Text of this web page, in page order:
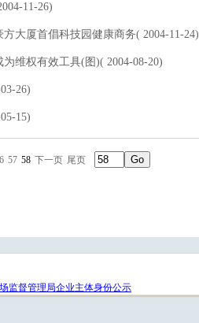
11-26)
大厦首倡科技园健康商务( 2004-11-24)
维权有效工具(图)( 2004-08-20)
26)
15)
57 58 下一页 尾页